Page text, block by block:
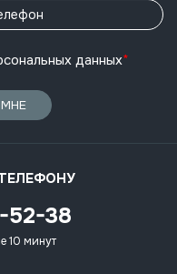
данных*
52-38
10 минут